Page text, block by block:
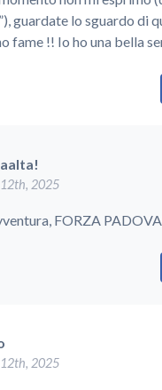
guardate lo sguardo di
fame !! Io ho una bella
2025
FORZA
2025